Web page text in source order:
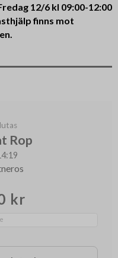
12/6 kl 09:00-12:00
finns mot
Rop
kr